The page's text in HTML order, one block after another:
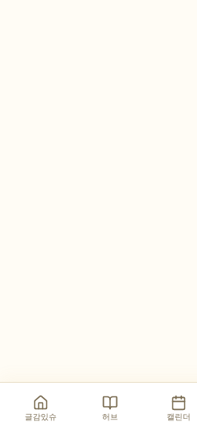
글감있슈 허브 캘린더